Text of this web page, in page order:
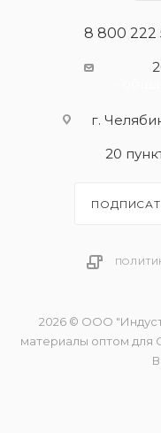
8 800 222
г.
20
2026 © ООО
материалы оптом для